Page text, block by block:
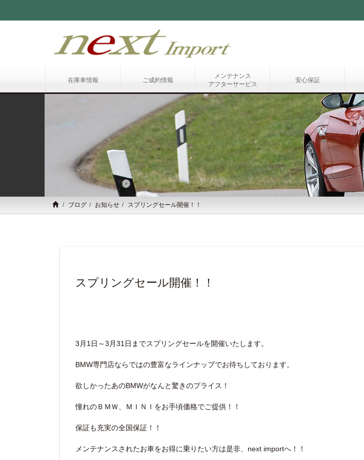
在庫車情報 ご成約情報
メンテナンス
アフターサービス
安心保証
ブログ お知らせ スプリングセール開催！！
スプリングセール開催！！
3月1日～3月31日までスプリングセールを開催いたします。
BMW専門店ならではの豊富なラインナップでお待ちしております。
欲しかったあのBMWがなんと驚きのプライス！
憧れのＢＭＷ、ＭＩＮＩをお手頃価格でご提供！！
保証も充実の全国保証！！
メンテナンスされたお車をお得に乗りたい方は是非、next importへ！！